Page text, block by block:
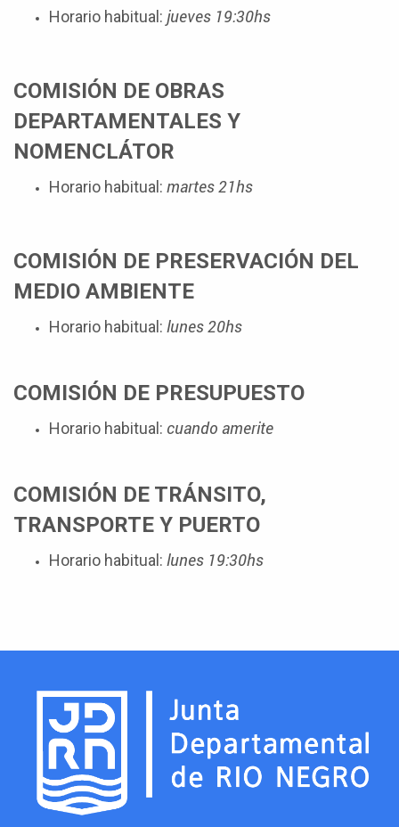
Horario habitual: jueves 19:30hs
COMISIÓN DE OBRAS
DEPARTAMENTALES Y
NOMENCLÁTOR
Horario habitual: martes 21hs
COMISIÓN DE PRESERVACIÓN DEL
MEDIO AMBIENTE
Horario habitual: lunes 20hs
COMISIÓN DE PRESUPUESTO
Horario habitual: cuando amerite
COMISIÓN DE TRÁNSITO,
TRANSPORTE Y PUERTO
Horario habitual: lunes 19:30hs